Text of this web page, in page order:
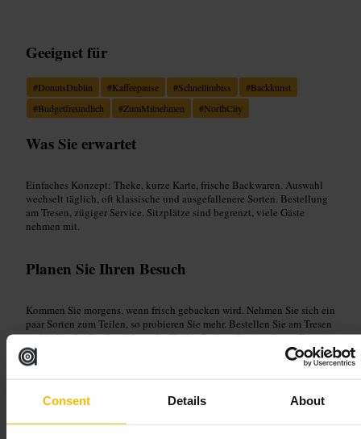
Consent Details About
Geeignet für
#DonutsDublin #Kaffeepause #Schnellimbiss #Backkunst
#Budgetfreundlich #ZumMitnehmen #NorthCity
Was Sie erwartet
Einfaches Konzept: Theke, kurze Karte, frische Backwaren. Auswahl
wechselt täglich, oft klassische und ausgefallenere Sorten. Bestellung
am Tresen, zügiger Service. Sitzplätze sind begrenzt, viele Gäste
nehmen mit.
Planen Sie Ihren Besuch
Kommen Sie morgens, wenn frisch gebacken wird. Nehmen Sie sich ein
paar Sorten zum Teilen, so probieren Sie mehr. Bestellen Sie am Tresen
und holen Sie Ihr Getränk an der Theke. Packen Sie eine kurze Pause in
Ihren Stadtplan ein, die Lage passt gut zu Fußwegen durch North City.
7, Irland